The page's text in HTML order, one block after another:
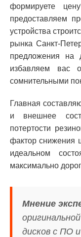
формируете
предоставляем
устройства
рынка Санкт-
предложения на
избавляем вас
сомнительными
Главная
и внешнее
потертости
фактор снижения
идеальном
максимально
Мнение
дисков с ПО